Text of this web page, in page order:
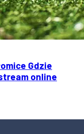
Gdzie
online